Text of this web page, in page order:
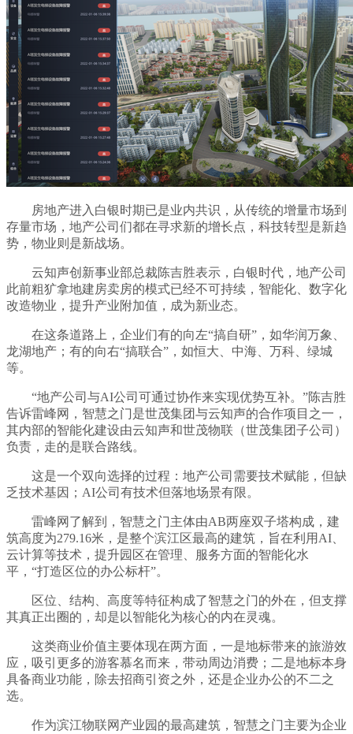
房地产进入白银时期已是业内共识，从传统的增量市场到
存量市场，地产公司们都在寻求新的增长点，科技转型是新趋
势，物业则是新战场。
云知声创新事业部总裁陈吉胜表示，白银时代，地产公司
此前粗犷拿地建房卖房的模式已经不可持续，智能化、数字化
改造物业，提升产业附加值，成为新业态。
在这条道路上，企业们有的向左“搞自研”，如华润万象、
龙湖地产；有的向右“搞联合”，如恒大、中海、万科、绿城
等。
“地产公司与AI公司可通过协作来实现优势互补。”陈吉胜
告诉雷峰网，智慧之门是世茂集团与云知声的合作项目之一，
其内部的智能化建设由云知声和世茂物联（世茂集团子公司）
负责，走的是联合路线。
这是一个双向选择的过程：地产公司需要技术赋能，但缺
乏技术基因；AI公司有技术但落地场景有限。
雷峰网了解到，智慧之门主体由AB两座双子塔构成，建
筑高度为279.16米，是整个滨江区最高的建筑，旨在利用AI、
云计算等技术，提升园区在管理、服务方面的智能化水
平，“打造区位的办公标杆”。
区位、结构、高度等特征构成了智慧之门的外在，但支撑
其真正出圈的，却是以智能化为核心的内在灵魂。
这类商业价值主要体现在两方面，一是地标带来的旅游效
应，吸引更多的游客慕名而来，带动周边消费；二是地标本身
具备商业功能，除去招商引资之外，还是企业办公的不二之
选。
作为滨江物联网产业园的最高建筑，智慧之门主要为企业